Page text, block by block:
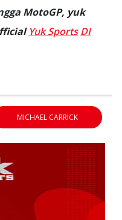
MotoGP, yuk
Yuk Sports DI
MICHAEL CARRICK